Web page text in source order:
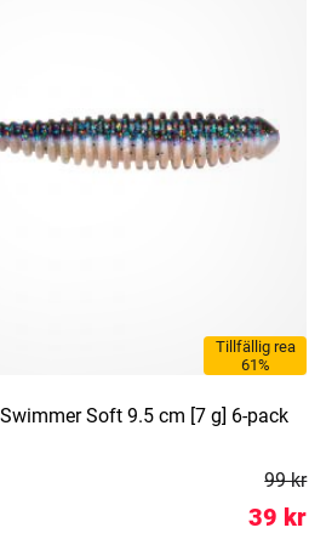
Tillfällig rea
61%
Soft 9.5 cm [7 g] 6-pack
99 kr
39 kr